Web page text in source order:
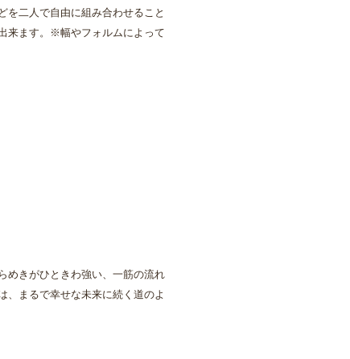
を二人で自由に組み合わせること
来ます。※幅やフォルムによって
めきがひときわ強い、一筋の流れ
、まるで幸せな未来に続く道のよ